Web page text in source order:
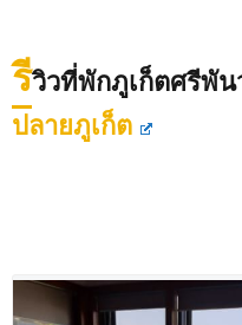
รีวิวที่พักภูเก็ตศรีพัน
ปลายภูเก็ต